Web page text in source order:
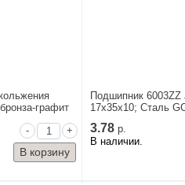
графит
- +
Подшипник 6003ZZ
17x35x10; Сталь
3.78 р.
В наличии.